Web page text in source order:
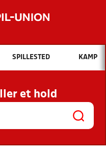
Hvad vil du søge efter?
OG NYHEDER
KLUBBER OG
SPILLESTED KAMP
et hold